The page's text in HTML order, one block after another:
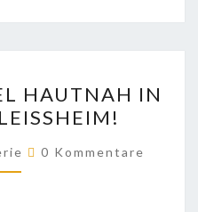
HAUTNAH
HAUTNAH IN
Kommentare
0 Kommentare